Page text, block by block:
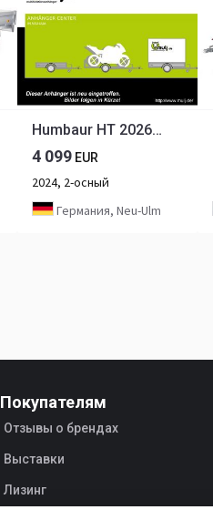
Humbaur HT 202616 Hochlader 2,0 to. Plane +​ Spriegel 180 cm, 2650 x 1650 x 300 mm
4 099EUR
2024, 2-осный
Германия, Neu-Ulm
Покупателям
Отзывы о брендах
Выставки
Лизинг